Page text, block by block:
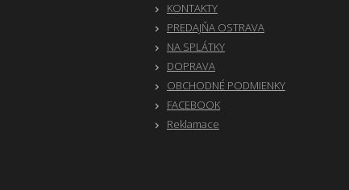
KONTAKTY
PREDAJŇA OSTRAVA
NA SPLÁTKY
DOPRAVA
OBCHODNÉ PODMIENKY
FACEBOOK
Reklamace